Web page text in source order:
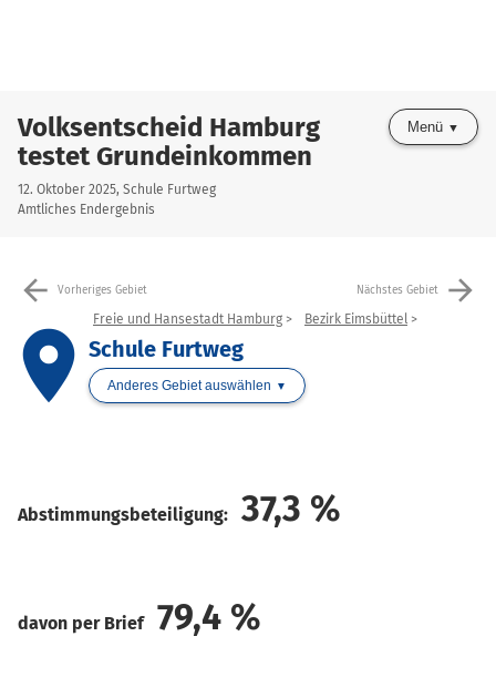
Volksentscheid Hamburg
testet Grundeinkommen
12. Oktober 2025, Schule Furtweg
Amtliches Endergebnis
Menü
arrow_back Vorheriges Gebiet Nächstes Gebiet arrow_forward
place
Freie und Hansestadt Hamburg Bezirk Eimsbüttel
Schule Furtweg
Anderes Gebiet auswählen
Abstimmungsbeteiligung: 37,3 %
davon per Brief 79,4 %